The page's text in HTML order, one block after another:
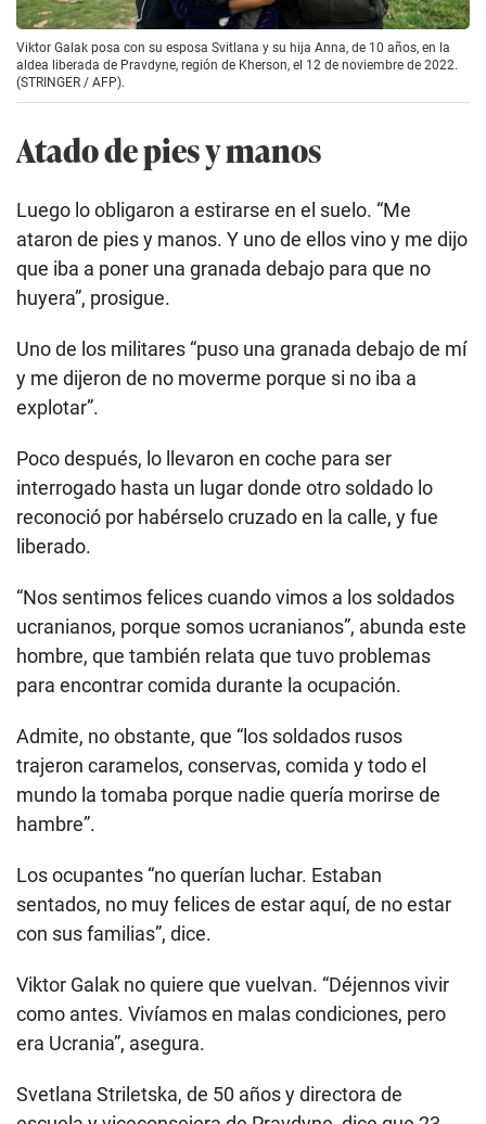
Viktor Galak posa con su esposa Svitlana y su hija Anna, de 10 años, en la
aldea liberada de Pravdyne, región de Kherson, el 12 de noviembre de 2022.
(STRINGER / AFP).
Atado de pies y manos
Luego lo obligaron a estirarse en el suelo. “Me
ataron de pies y manos. Y uno de ellos vino y me dijo
que iba a poner una granada debajo para que no
huyera”, prosigue.
Uno de los militares “puso una granada debajo de mí
y me dijeron de no moverme porque si no iba a
explotar”.
Poco después, lo llevaron en coche para ser
interrogado hasta un lugar donde otro soldado lo
reconoció por habérselo cruzado en la calle, y fue
liberado.
“Nos sentimos felices cuando vimos a los soldados
ucranianos, porque somos ucranianos”, abunda este
hombre, que también relata que tuvo problemas
para encontrar comida durante la ocupación.
Admite, no obstante, que “los soldados rusos
trajeron caramelos, conservas, comida y todo el
mundo la tomaba porque nadie quería morirse de
hambre”.
Los ocupantes “no querían luchar. Estaban
sentados, no muy felices de estar aquí, de no estar
con sus familias”, dice.
Viktor Galak no quiere que vuelvan. “Déjennos vivir
como antes. Vivíamos en malas condiciones, pero
era Ucrania”, asegura.
Svetlana Striletska, de 50 años y directora de